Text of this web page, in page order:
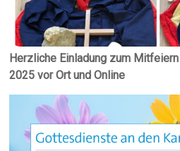
Herzliche Einladung zum
2025 vor Ort und Online